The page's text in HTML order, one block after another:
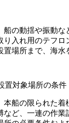
の動揺や振動
入れ用のテフ
置場所まで、海
置対象場所の条件
船の限られた
ど、一連の作